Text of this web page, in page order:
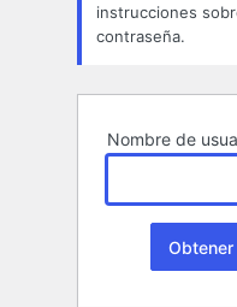
instrucciones
contraseña.
Nombre de